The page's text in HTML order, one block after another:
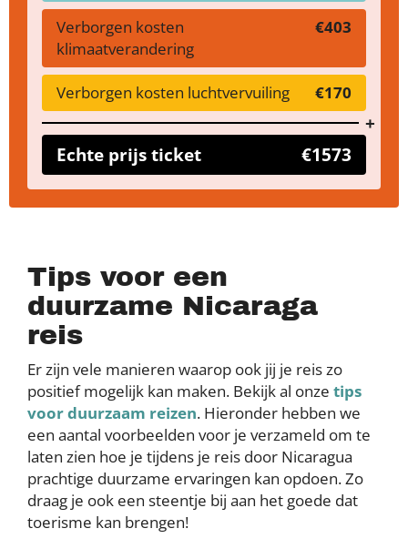
Verborgen kosten
klimaatverandering
€403
Verborgen kosten luchtvervuiling €170
Echte prijs ticket €1573
Tips voor een
duurzame Nicaraga
reis
Er zijn vele manieren waarop ook jij je reis zo
positief mogelijk kan maken. Bekijk al onze tips
voor duurzaam reizen. Hieronder hebben we
een aantal voorbeelden voor je verzameld om te
laten zien hoe je tijdens je reis door Nicaragua
prachtige duurzame ervaringen kan opdoen. Zo
draag je ook een steentje bij aan het goede dat
toerisme kan brengen!